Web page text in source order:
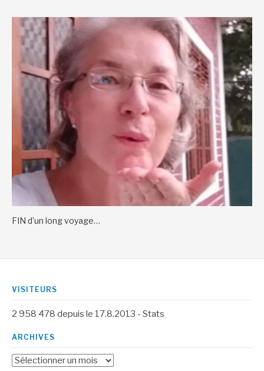
FIN d’un long voyage…
VISITEURS
2 958 478 depuis le 17.8.2013 - Stats
ARCHIVES
Archives